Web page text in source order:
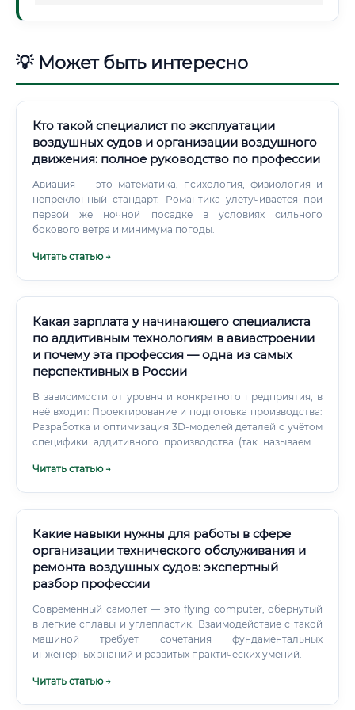
💡 Может быть интересно
Кто такой специалист по эксплуатации
воздушных судов и организации воздушного
движения: полное руководство по профессии
Авиация — это математика, психология, физиология и
непреклонный стандарт. Романтика улетучивается при
первой же ночной посадке в условиях сильного
бокового ветра и минимума погоды.
Читать статью →
Какая зарплата у начинающего специалиста
по аддитивным технологиям в авиастроении
и почему эта профессия — одна из самых
перспективных в России
В зависимости от уровня и конкретного предприятия, в
неё входит: Проектирование и подготовка производства:
Разработка и оптимизация 3D-моделей деталей с учётом
специфики аддитивного производства (так называемое
системах автоматизированного проектирования: CATIA,
несущие элементы конструкции Разработка
технологических карт и маршрутных процессов
производства Непосредственное производство:
Подготовка аддитивных установок к работе (калибровка,
настройка параметров) Контроль процесса печати
Работа с металлическими порошками, полимерными
материалами, контроль их качества Постобработка
деталей: термообработка, снятие поддержек,
механическая доработка, HIP-обработка (горячее
Проведение неразрушающего контроля
Читать статью →
Какие навыки нужны для работы в сфере
организации технического обслуживания и
ремонта воздушных судов: экспертный
разбор профессии
Современный самолет — это flying computer, обернутый
в легкие сплавы и углепластик. Взаимодействие с такой
машиной требует сочетания фундаментальных
инженерных знаний и развитых практических умений.
Читать статью →